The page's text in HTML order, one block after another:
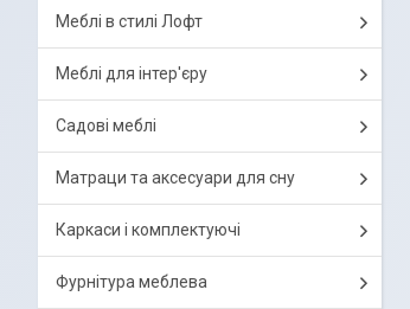
Меблі в стилі Лофт
Меблі для інтер'єру
Садові меблі
Матраци та аксесуари для сну
Каркаси і комплектуючі
Фурнітура меблева